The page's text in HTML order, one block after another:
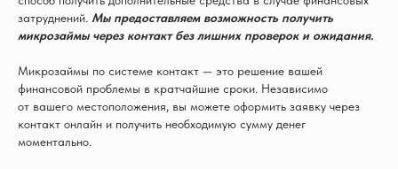
затруднений. Мы предоставляем возможность получить
микрозаймы через контакт без лишних проверок и ожидания.
Микрозаймы по системе контакт — это решение вашей
финансовой проблемы в кратчайшие сроки. Независимо
от вашего местоположения, вы можете оформить заявку через
контакт онлайн и получить необходимую сумму денег
моментально.